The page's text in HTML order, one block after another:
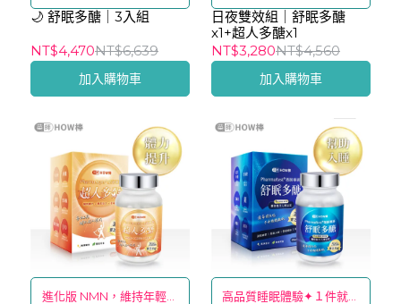
驗
🌙 舒眠多醣｜3入組
NT$4,470NT$6,639
加入購物車
眠
日夜雙效組｜舒眠多醣
x1+超人多醣x1
NT$3,280NT$4,560
加入購物車
進化版 NMN，維持年輕感
高品質睡眠體驗✦１件就免